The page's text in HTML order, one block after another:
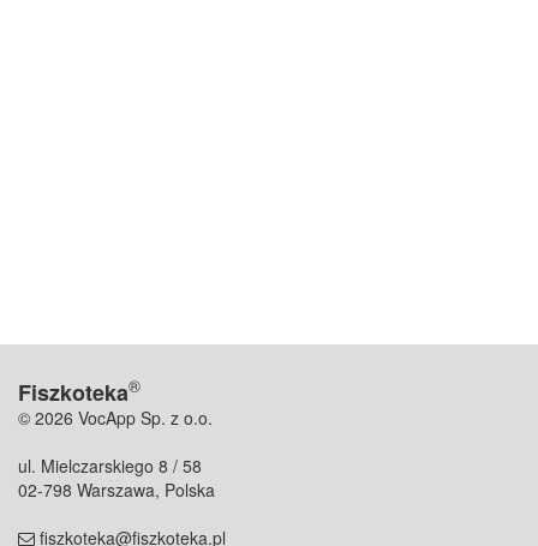
Fiszkoteka®
© 2026 VocApp Sp. z o.o.
ul. Mielczarskiego 8 / 58
02-798 Warszawa, Polska
fiszkoteka@fiszkoteka.pl